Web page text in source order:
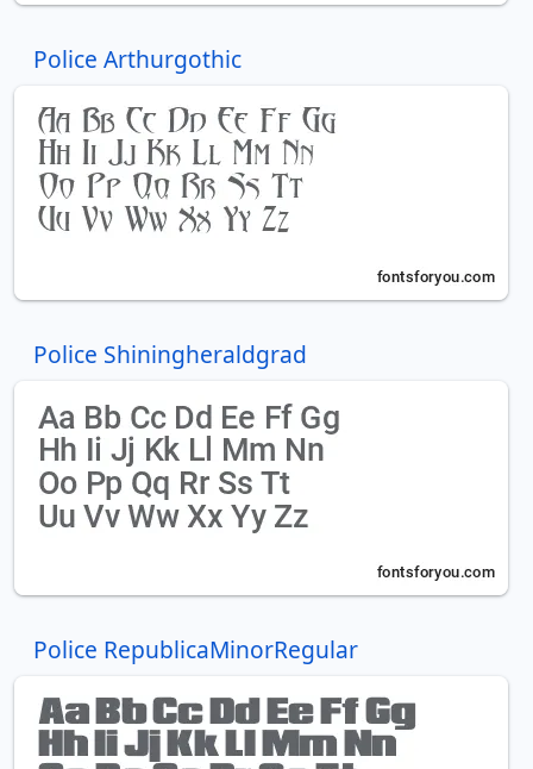
Police Arthurgothic
Police Shiningheraldgrad
Police RepublicaMinorRegular